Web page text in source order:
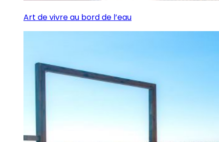
Art de vivre au bord de l’eau